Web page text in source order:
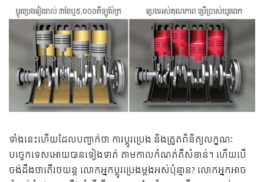
ទាំងនេះហើយដែលបញ្ជាក់ថា ការប្តូរប្រេង និងត្រួតពិនិត្យលក្ខណៈ
បច្ចេកទេសអោយបានទៀងទាត់ តាមកាលកំណត់គឺសំខាន់។ ហើយបើ
ចង់ដឹងថាតើរថយន្ត លោកអ្នកប្តូរប្រេងម្តងអស់ប៉ុន្មាន? លោកអ្នកអាច